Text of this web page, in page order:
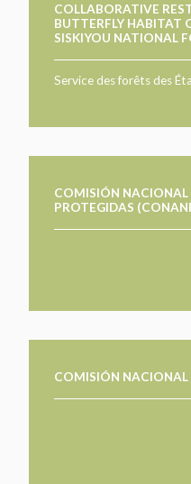
COLLABORATIVE
BUTTERFLY HABITAT
SISKIYOU NATIONAL
Service des forêts des
COMISIÓN NACIONAL
PROTEGIDAS
COMISIÓN NACIONAL